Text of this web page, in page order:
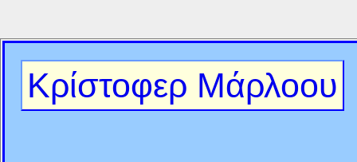
Κρίστοφερ Μάρλοου